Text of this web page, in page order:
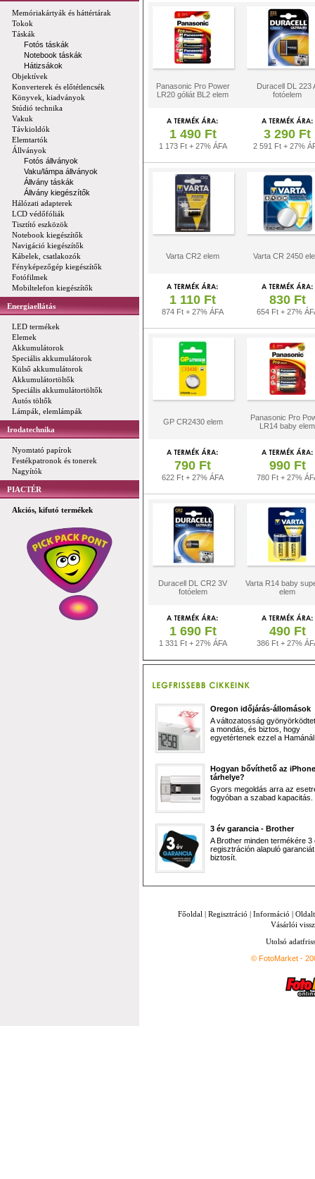
Memóriakártyák és háttértárak
Tokok
Táskák
Fotós táskák
Notebook táskák
Hátizsákok
Objektívek
Konverterek és előtétlencsék
Könyvek, kiadványok
Stúdió technika
Vakuk
Távkioldók
Elemtartók
Állványok
Fotós állványok
Vaku/lámpa állványok
Állvány táskák
Állvány kiegészítők
Hálózati adapterek
LCD védőfóliák
Tisztító eszközök
Notebook kiegészítők
Navigáció kiegészítők
Kábelek, csatlakozók
Fényképezőgép kiegészítők
Fotófilmek
Mobiltelefon kiegészítők
Energiaellátás
LED termékek
Elemek
Akkumulátorok
Speciális akkumulátorok
Külső akkumulátorok
Akkumulátortöltők
Speciális akkumulátortöltők
Autós töltők
Lámpák, elemlámpák
Irodatechnika
Nyomtató papírok
Festékpatronok és tonerek
Nagyítók
PIACTÉR
Akciós, kifutó termékek
Panasonic Pro Power
LR20 góliát BL2 elem
Duracell DL 223
fotóelem
1 490 Ft
1 173 Ft + 27% ÁFA
3 290 Ft
2 591 Ft + 27%
Varta CR2 elem Varta CR 2450
1 110 Ft
874 Ft + 27% ÁFA
830 Ft
654 Ft + 27%
GP CR2430 elem
Panasonic Pro
LR14 baby elem
790 Ft
622 Ft + 27% ÁFA
990 Ft
780 Ft + 27%
Duracell DL CR2 3V
fotóelem
Varta R14 baby
elem
1 690 Ft
1 331 Ft + 27% ÁFA
490 Ft
386 Ft + 27%
Oregon időjárás-állomások
A változatosság
a mondás, és biztos, hogy
egyetértenek ezzel a
Hogyan bővíthető az iPhone
tárhelye?
Gyors megoldás arra az
fogyóban a szabad kapacitás.
3 év garancia - Brother
A Brother minden termékére 3
regisztráción alapuló garanciát
biztosít.
Főoldal | Regisztráció | Információ |
Vásárlói
Utolsó
© FotoMarket -